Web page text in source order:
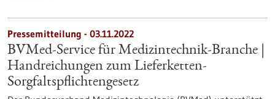
Pressemitteilung - 03.11.2022
BVMed-Service für Medizintechnik-Branche |
Handreichungen zum Lieferketten-
Sorgfaltspflichtengesetz